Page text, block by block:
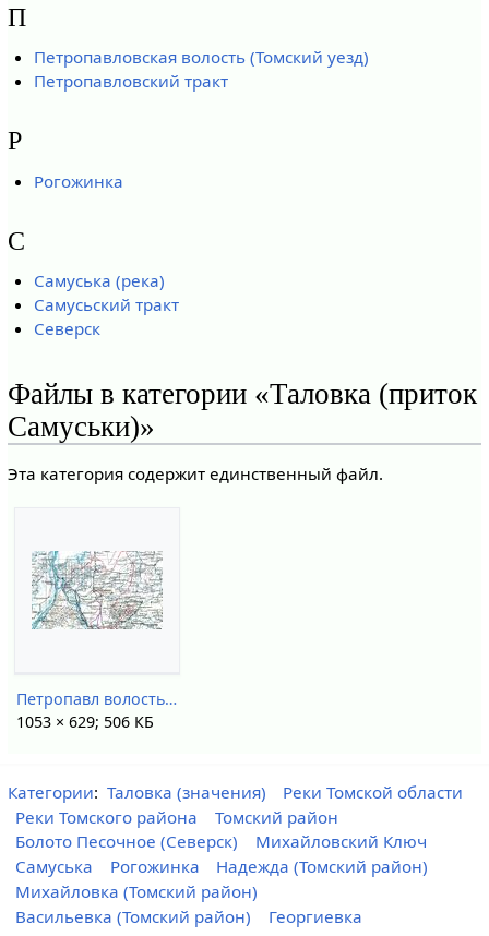
П
Петропавловская волость (Томский уезд)
Петропавловский тракт
Р
Рогожинка
С
Самуська (река)
Самусьский тракт
Северск
Файлы в категории «Таловка (приток
Самуськи)»
Эта категория содержит единственный файл.
Петропавл волость 1921.jpg
1053 × 629; 506 КБ
Категории: Таловка (значения)
Реки Томской области
Реки Томского района
Томский район
Болото Песочное (Северcк)
Михайловский Ключ
Самуська
Рогожинка
Надежда (Томский район)
Михайловка (Томский район)
Васильевка (Томский район)
Георгиевка